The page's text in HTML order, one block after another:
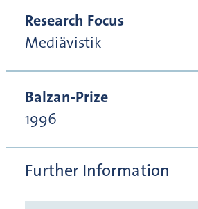
Research Focus
Mediävistik
Balzan-Prize
1996
Further Information